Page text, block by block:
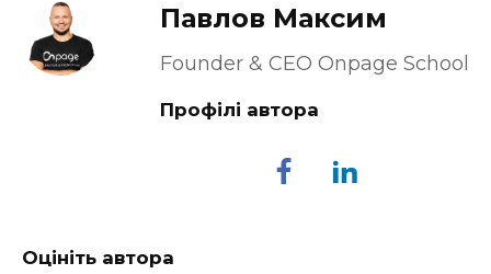
Павлов Максим
Founder & CEO Onpage School
Профілі автора
Оцініть автора